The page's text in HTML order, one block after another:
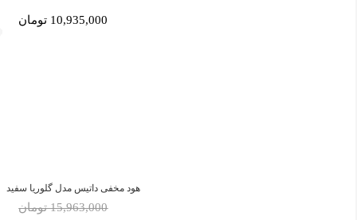
10,935,000 تومان
هود مخفی داتیس مدل گلوریا سفید
15,963,000 تومان